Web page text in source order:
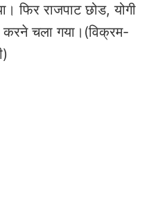
फिर राजपाट छोड, योगी
चला गया।(विक्रम-